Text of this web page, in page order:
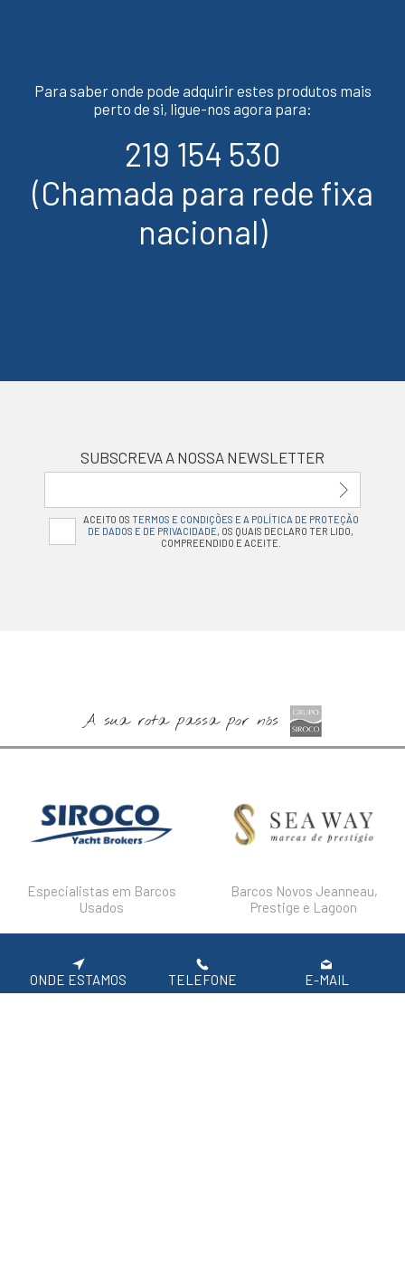
Para saber onde pode adquirir estes produtos mais
perto de si, ligue-nos agora para:
219 154 530
(Chamada para rede fixa
nacional)
SUBSCREVA A NOSSA NEWSLETTER
ACEITO OS TERMOS E CONDIÇÕES E A POLÍTICA DE PROTEÇÃO
DE DADOS E DE PRIVACIDADE, OS QUAIS DECLARO TER LIDO,
COMPREENDIDO E ACEITE.
A sua rota passa por nós
Especialistas em Barcos
Usados
Barcos Novos Jeanneau,
Prestige e Lagoon
DESTAQUES POLÍTICA DE PRIVACIDADE
ONDE ESTAMOS TELEFONE E-MAIL